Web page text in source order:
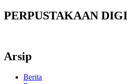
PERPUSTAKAAN
Arsip
Berita